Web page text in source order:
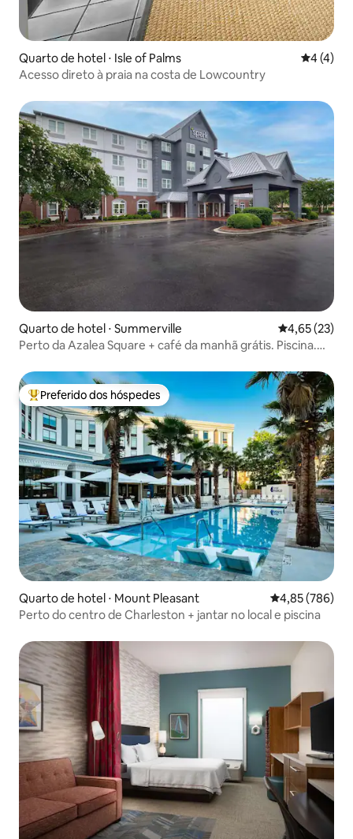
Quarto de hotel ⋅ Isle of Palms 4 de
4 (4)
Acesso direto à praia na costa de Lowcountry
Quarto de hotel ⋅ Summerville 4,65 de uma
4,65 (23)
Perto da Azalea Square + café da manhã grátis. Piscina.
Entre os melhores preferidos dos hóspedes
Preferido dos hóspedes
Quarto de hotel ⋅ Mount Pleasant 4,85 de uma
4,85 (786)
Perto do centro de Charleston + jantar no local e piscina